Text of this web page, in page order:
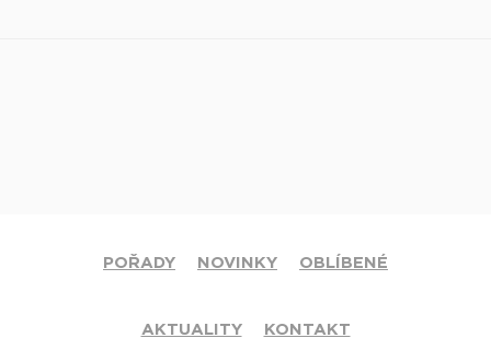
POŘADY NOVINKY OBLÍBENÉ
AKTUALITY KONTAKT